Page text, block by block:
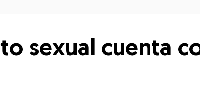
sexual cuenta